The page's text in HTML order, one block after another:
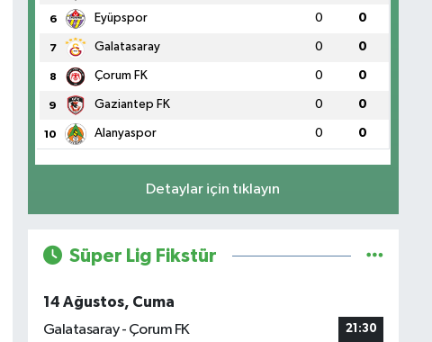
6 Eyüpspor 0 0
7 Galatasaray 0 0
8 Çorum FK 0 0
9 Gaziantep FK 0 0
10 Alanyaspor 0 0
Detaylar için tıklayın
Süper Lig Fikstür
14 Ağustos, Cuma
Galatasaray - Çorum FK
21:30